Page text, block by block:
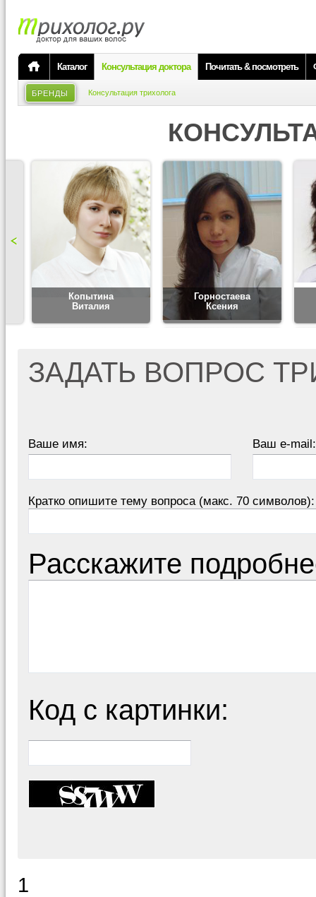
Каталог Консультация доктора Почитать & посмотреть
БРЕНДЫ Консультация трихолога
Копытина
Виталия
Горностаева
Ксения
ЗАДАТЬ ВОПРОС
Ваше имя: Ваш e-mail:
Кратко опишите тему вопроса (макс. 70 символов):
Расскажите
Код с картинки:
1